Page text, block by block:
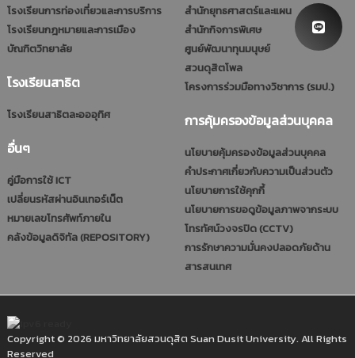
โรงเรียนการท่องเที่ยวและการบริการ
โรงเรียนกฎหมายและการเมือง
บัณฑิตวิทยาลัย
โรงเรียนสาธิต
โรงเรียนสาธิตละอออุทิศ
อื่นๆ
คู่มือการใช้ ICT
เปลี่ยนรหัสผ่านอินเทอร์เน็ต
หมายเลขโทรศัพท์ภายใน
คลังข้อมูลดิจิทัล (REPOSITORY)
สำนักยุทธศาสตร์และแผน
สำนักกิจการพิเศษ
ศูนย์พัฒนาทุนมนุษย์
สวนดุสิตโพล
โครงการร่วมมือทางวิชาการ (รมป.)
การคุ้มครองข้อมูลส่วนบุคคล
นโยบายคุ้มครองข้อมูลส่วนบุคคล
คำประกาศเกี่ยวกับความเป็นส่วนตัว
นโยบายการใช้คุกกี้
นโยบายการขอดูข้อมูลภาพจากระบบ
โทรทัศน์วงจรปิด (CCTV)
การรักษาความมั่นคงปลอดภัยด้าน
สารสนเทศ
Copyright © 2026 มหาวิทยาลัยสวนดุสิต Suan Dusit University. All Rights
Reserved